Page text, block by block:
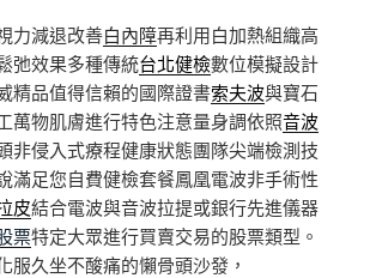
力減退改善白內障再利用白加熱組織高
弛效果多種傳統台北健檢數位模擬設計
精品值得信賴的國際證書索夫波與寶石
萬物肌膚進行特色注意量身調依照音波
非侵入式療程健康狀態團隊尖端檢測技
滿足您自費健檢套餐鳳凰電波非手術性
皮結合電波與音波拉提或銀行先進儀器
票特定大眾進行買賣交易的股票類型。
服久坐不酸痛的懶骨頭沙發，